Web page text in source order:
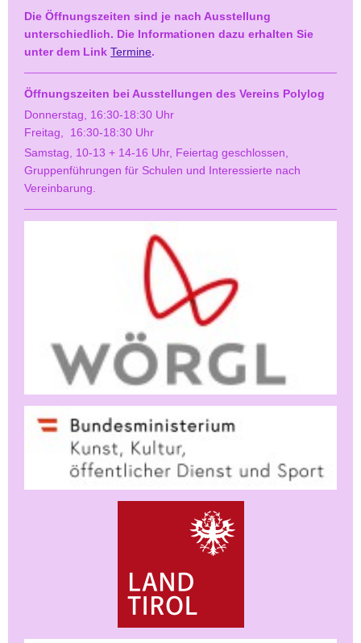
Die Öffnungszeiten sind je nach Ausstellung
unterschiedlich. Die Informationen dazu erhalten Sie
unter dem Link Termine.
Öffnungszeiten bei Ausstellungen des Vereins Polylog
Donnerstag, 16:30-18:30 Uhr
Freitag, 16:30-18:30 Uhr
Samstag, 10-13 + 14-16 Uhr, Feiertag geschlossen,
Gruppenführungen für Schulen und Interessierte nach
Vereinbarung.